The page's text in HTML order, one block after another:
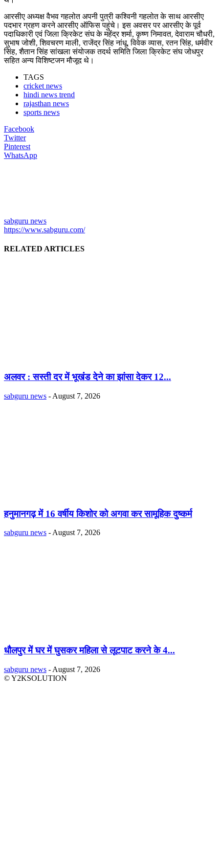
आरसीए अध्यक्ष वैभव गहलोत अपनी पुत्री कश्विनी गहलोत के साथ आरसीए
पदभार ग्रहण करने आरसीए ऑफिस पहुंचे। इस अवसर पर आरसीए के पूर्व
पदाधिकारी एवं जिला क्रिकेट संघ के महेंद्र शर्मा, कृष्ण निमावत, देवाराम चौधरी,
सुभाष जोशी, शिवचरण माली, राजेंद्र सिंह नांधू, विवेक व्यास, रतन सिंह, धर्मवीर
सिंह, शैतान सिंह सांखला संयोजक तदर्थ समिति जिला क्रिकेट संघ जोधपुर
सहित अन्य विशिष्टजन मौजूद थे।
TAGS
cricket news
hindi news trend
rajasthan news
sports news
Facebook
Twitter
Pinterest
WhatsApp
sabguru news
https://www.sabguru.com/
RELATED ARTICLES
अलवर : सस्ती दर में भूखंंड देने का झांसा देकर 12...
sabguru news - August 7, 2026
हनुमानगढ़ में 16 वर्षीय किशोर को अगवा कर सामूहिक दुष्कर्म
sabguru news - August 7, 2026
धौलपुर में घर में घुसकर महिला से लूटपाट करने के 4...
sabguru news - August 7, 2026
© Y2KSOLUTION